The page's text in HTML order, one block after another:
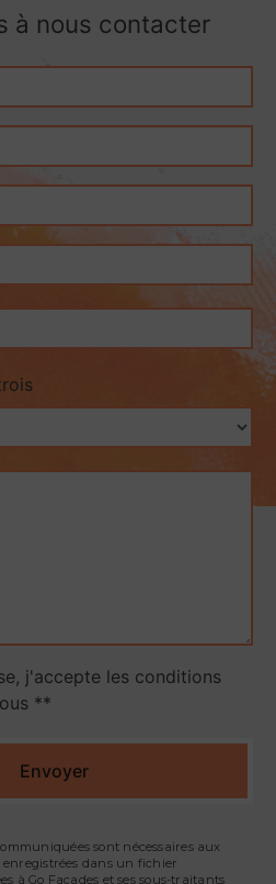
à nous contacter
j'accepte les conditions
**
Envoyer
sont nécessaires aux
dans un fichier
à Go Facades et ses sous-traitants